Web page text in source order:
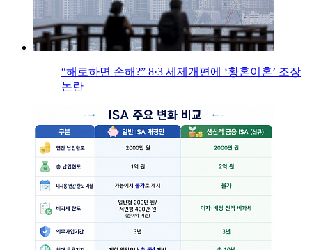
“해로하면 손해?” 8·3 세제개편에 ‘황혼이혼’ 조장
논란